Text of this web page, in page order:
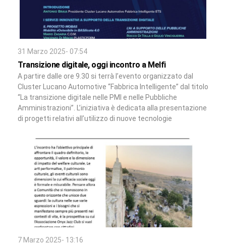
31 Marzo 2025- 07:54
Transizione digitale, oggi incontro a Melfi
A partire dalle ore 9.30 si terrà l’evento organizzato dal
Cluster Lucano Automotive “Fabbrica Intelligente” dal titolo
“La transizione digitale nelle PMI e nelle Pubbliche
Amministrazioni”. L’iniziativa è dedicata alla presentazione
di progetti relativi all’utilizzo di nuove tecnologie
7 Marzo 2025- 13:16